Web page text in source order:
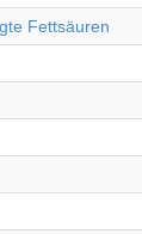
Fettsäuren